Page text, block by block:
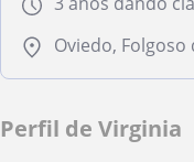
Perfil de Virginia